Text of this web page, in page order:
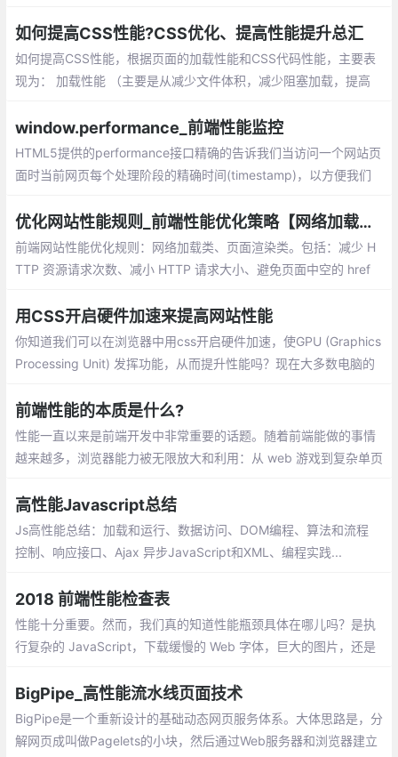
等在css加载完成之后才进行dom的渲染以及执行后面的js语句。
如何提高CSS性能?CSS优化、提高性能提升总汇
如何提高CSS性能，根据页面的加载性能和
CSS代码性能，主要表现为： 加载性能
提高并发方面入手），选择器性能，渲染性
能，可维护性。
window.performance_前端性能监控
HTML5提供的performance接口精确的告诉我们当访问一个网站页
面时当前网页每个处理阶段的精确时间(timestamp)，以方便我们
优化网站性能规则_前端性能优化策略【网络加载、页面渲染】
前端网站性能优化规则：网络加载类、页面渲染类。包括：减少 H
TTP 资源请求次数、减小 HTTP 请求大小、避免页面中空的 href
减少 DOM 元素数量和深度等
用CSS开启硬件加速来提高网站性能
你知道我们可以在浏览器中用css开启硬件加速，使GPU (Graphics
Processing Unit) 发挥功能，从而提升性能吗？现在大多数电脑的
我们的网站或应用表现的更为流畅。
前端性能的本质是什么?
性能一直以来是前端开发中非常重要的话题。随着前端能做的事情
越来越多，浏览器能力被无限放大和利用：从 web 游戏到复杂单页
师总是在突破极限
高性能Javascript总结
Js高性能总结：加载和运行、数据访问、D
OM编程、算法和流程控制、响应接口、Aja
2018 前端性能检查表
性能十分重要。然而，我们真的知道性能瓶颈具体在哪儿吗？是执
行复杂的 JavaScript，下载缓慢的 Web 字体，巨大的图片，还是
oisting）
BigPipe_高性能流水线页面技术
BigPipe是一个重新设计的基础动态网页服务体系。大体思路是，分
解网页成叫做Pagelets的小块，然后通过Web服务器和浏览器建立